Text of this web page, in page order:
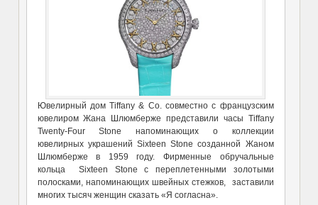
Ювелирный дом Tiffany & Co. совместно с французским
ювелиром Жана Шлюмберже представили часы Tiffany
Twenty-Four Stone напоминающих о коллекции
ювелирных украшений Sixteen Stone созданной Жаном
Шлюмберже в 1959 году. Фирменные обручальные
кольца Sixteen Stone с переплетенными золотыми
полосками, напоминающих швейных стежков, заставили
многих тысяч женщин сказать «Я согласна».